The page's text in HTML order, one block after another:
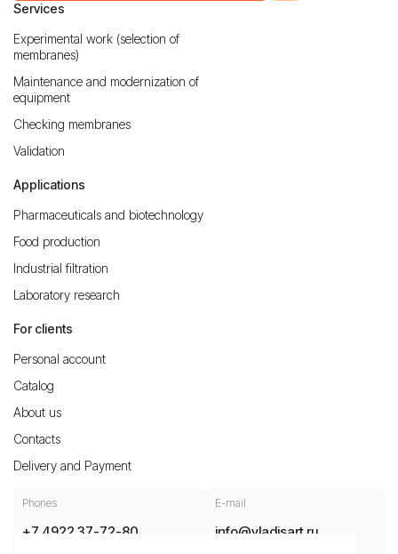
Services
Experimental work (selection of
membranes)
Maintenance and modernization of
equipment
Checking membranes
Validation
Applications
Pharmaceuticals and biotechnology
Food production
Industrial filtration
Laboratory research
For clients
Personal account
Catalog
About us
Contacts
Delivery and Payment
Phones
+7 4922 37-72-80
E-mail
info@vladisart.ru